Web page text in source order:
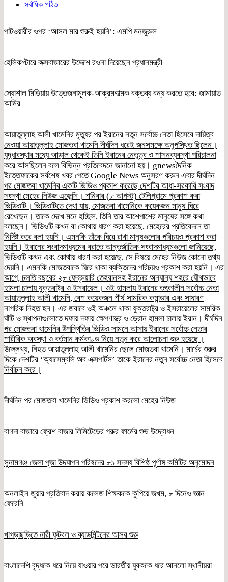
সর্বাধিক পঠিত
পাটওয়ারীর ওপর ‘আসল মার শুরুই হয়নি’: এমপি মনজুরুল
হেলিকপ্টারে কক্সবাজারের উদ্দেশে রওনা দিয়েছেন প্রধানমন্ত্রী
স্যোশাল মিডিয়ায় উত্তেজনামূলক-আক্রমণাত্মক বক্তব্য বন্ধ করতে হবে: জামায়াত
আমির
আয়াতুল্লাহ আলী খামেনির মৃত্যুর পর ইরানের নতুন সর্বোচ্চ নেতা হিসেবে দায়িত্ব
নেওয়া আয়াতুল্লাহ মোজতবা খামেনি দীর্ঘদিন ধরেই জনসমক্ষে অনুপস্থিত ছিলেন।
যুদ্ধাবস্থার মধ্যে আড়াল থেকেই তিনি ইরানের নেতৃত্ব ও শাসনব্যবস্থা পরিচালনা
করে আসছিলেন বলে বিভিন্ন প্রতিবেদনে জানানো হয়। gnewsদৈনিক
ইত্তেফাকের সর্বশেষ খবর পেতে Google News অনুসরণ করুন এবার দীর্ঘদিন
পর মোজতবা খামেনির একটি ভিডিও প্রকাশ করেছে দেশটির আধা-সরকারি সংবাদ
সংস্থা মেহের নিউজ এজেন্সি। শনিবার (৮ আগস্ট) টেলিগ্রামে প্রকাশ করা
ভিডিওটি। ভিডিওটিতে দেখা যায়, মোজতবা খামেনিকে কয়েকজন মানুষ ঘিরে
রেখেছেন। তাকে দেখে মনে হচ্ছিল, তিনি তার আশেপাশের মানুষের সঙ্গে কথা
বলছেন। ভিডিওটি কখন বা কোথায় ধারণ করা হয়েছে, মেহেরের প্রতিবেদনে তা
নির্দিষ্ট করে বলা হয়নি। এমনকি তাঁকে ঘিরে রাখা মানুষগুলোর পরিচয়ও প্রকাশ করা
হয়নি। ইরানের সংবাদমাধ্যমের বরাতে আন্তর্জাতিক সংবাদমাধ্যমগুলো জানিয়েছে,
ভিডিওটি কখন এবং কোথায় ধারণ করা হয়েছে, সে বিষয়ে মেহের নিউজ কোনো তথ্য
দেয়নি। এমনকি মোজতবাকে ঘিরে থাকা ব্যক্তিদের পরিচয়ও প্রকাশ করা হয়নি। এর
আগে, চলতি বছরের ২৮ ফেব্রুয়ারি তেহরানসহ ইরানের অন্যান্য শহরে যৌথভাবে
হামলা চালায় যুক্তরাষ্ট্র ও ইসরায়েল। ওই হামলায় ইরানের তৎকালীন সর্বোচ্চ নেতা
আয়াতুল্লাহ আলী খামেনি, বেশ কয়েকজন শীর্ষ সামরিক কমান্ডার এবং সাধারণ
নাগরিক নিহত হন। এর জবাবে ওই অঞ্চলে থাকা যুক্তরাষ্ট্র ও ইসরায়েলের সামরিক
ঘাঁটি ও স্থাপনাগুলোতে দফায় দফায় ক্ষেপণাস্ত্র ও ড্রোন হামলা চালায় ইরান। দীর্ঘদিন
পর মোজতবা খামেনির উপস্থিতির ভিডিও সামনে আসায় ইরানের সর্বোচ্চ নেতার
শারীরিক অবস্থা ও বর্তমান কর্মকাণ্ড নিয়ে নতুন করে আলোচনা শুরু হয়েছে।
উল্লেখ্য, নিহত আয়াতুল্লাহ আলী খামেনির ছেলে মোজতবা খামেনি। মার্চের শুরুর
দিকে দেশটির ‘অ্যাসেম্বলি অব এক্সপার্টস’ তাকে ইরানের নতুন সর্বোচ্চ নেতা হিসেবে
নির্বাচন করে।
দীর্ঘদিন পর মোজতবা খামেনির ভিডিও প্রকাশ করলো মেহের নিউজ
বাগদা বাজারে ফ্রেশ বাজার লিমিটেডের গরুর ফার্মের শুভ উদ্বোধন
সুনামগঞ্জ জেলা পূজা উদযাপন পরিষদের ৮১ সদস্য বিশিষ্ঠ পূর্ণাঙ্গ কমিটির অনুমোদন
অনলাইন জুয়ার প্রতিবাদ করায় কলেজ শিক্ষককে কুপিয়ে জখম, ৮ দিনেও জ্ঞান
ফেরেনি
খাগড়াছড়িতে নারী ফুটবল ও ব্যাডমিন্টনের আসর শুরু
বাংলাদেশি বৃদ্ধকে ধরে নিয়ে যাওয়ার পরে ভারতীয় যুবককে ধরে আনলো স্থানীয়রা